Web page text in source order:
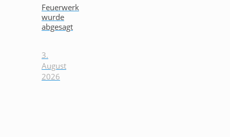
Feuerwerk
wurde
abgesagt
3.
August
2026